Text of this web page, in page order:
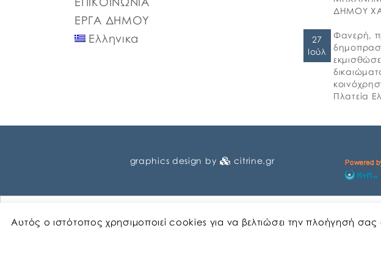
ΕΡΓΑ ΔΗΜΟΥ
Ελληνικα
ΔΗΜΟΥ
27
Ιούλ
Φανερή,
Πλατεία
graphics design by citrine.gr
Αυτός ο ιστότοπος χρησιμοποιεί cookies για να βελτιώσει την πλοήγησή